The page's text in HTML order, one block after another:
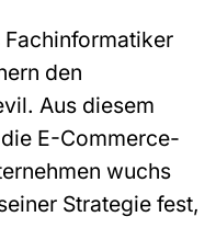
den
Aus diesem
E-Commerce-
wuchs
Strategie fest,